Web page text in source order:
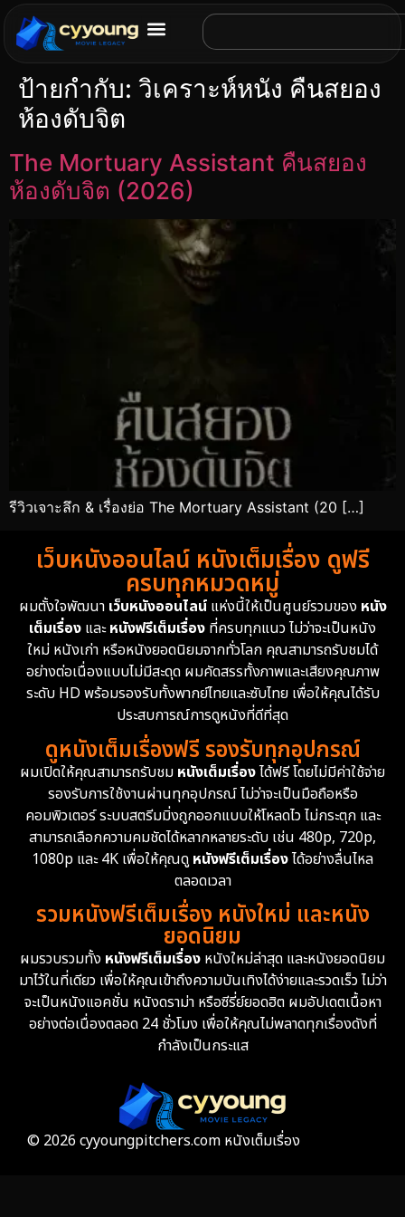
ป้ายกำกับ: วิเคราะห์หนัง คืนสยอง
ห้องดับจิต
The Mortuary Assistant คืนสยอง
ห้องดับจิต (2026)
รีวิวเจาะลึก & เรื่องย่อ The Mortuary Assistant (20 […]
เว็บหนังออนไลน์ หนังเต็มเรื่อง ดูฟรี
ครบทุกหมวดหมู่
ผมตั้งใจพัฒนา เว็บหนังออนไลน์แห่งนี้ให้เป็นศูนย์รวมของ หนัง
เต็มเรื่อง และหนังฟรีเต็มเรื่อง ที่ครบทุกแนว ไม่ว่าจะเป็นหนัง
ใหม่ หนังเก่า หรือหนังยอดนิยมจากทั่วโลก คุณสามารถรับชมได้
อย่างต่อเนื่องแบบไม่มีสะดุด ผมคัดสรรทั้งภาพและเสียงคุณภาพ
ระดับ HD พร้อมรองรับทั้งพากย์ไทยและซับไทย เพื่อให้คุณได้รับ
ประสบการณ์การดูหนังที่ดีที่สุด
ดูหนังเต็มเรื่องฟรี รองรับทุกอุปกรณ์
ผมเปิดให้คุณสามารถรับชม หนังเต็มเรื่องได้ฟรี โดยไม่มีค่าใช้จ่าย
รองรับการใช้งานผ่านทุกอุปกรณ์ ไม่ว่าจะเป็นมือถือหรือ
คอมพิวเตอร์ ระบบสตรีมมิ่งถูกออกแบบให้โหลดไว ไม่กระตุก และ
สามารถเลือกความคมชัดได้หลากหลายระดับ เช่น 480p, 720p,
1080p และ 4K เพื่อให้คุณดูหนังฟรีเต็มเรื่องได้อย่างลื่นไหล
ตลอดเวลา
รวมหนังฟรีเต็มเรื่อง หนังใหม่ และหนัง
ยอดนิยม
ผมรวบรวมทั้ง หนังฟรีเต็มเรื่อง หนังใหม่ล่าสุด และหนังยอดนิยม
มาไว้ในที่เดียว เพื่อให้คุณเข้าถึงความบันเทิงได้ง่ายและรวดเร็ว ไม่ว่า
จะเป็นหนังแอคชั่น หนังดราม่า หรือซีรี่ย์ยอดฮิต ผมอัปเดตเนื้อหา
อย่างต่อเนื่องตลอด 24 ชั่วโมง เพื่อให้คุณไม่พลาดทุกเรื่องดังที่
กำลังเป็นกระแส
© 2026 cyyoungpitchers.com หนังเต็มเรื่อง